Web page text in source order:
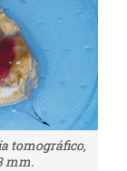
tomográfico,
mm.